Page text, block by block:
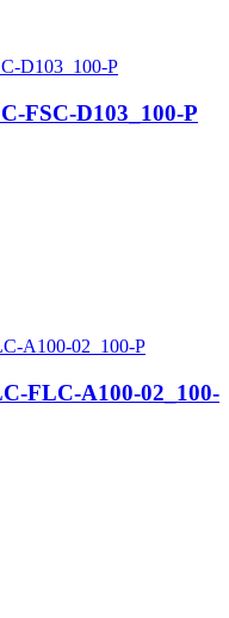
FSC-D103_100-P
FLC-A100-02_100-